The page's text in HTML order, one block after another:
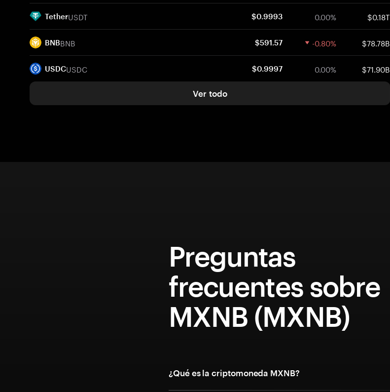
TetherUSDT $0.9993 0.00% $0.18T
BNBBNB $591.57 -0.80% $78.78B
USDCUSDC $0.9997 0.00% $71.90B
Ver todo
Preguntas
frecuentes sobre
MXNB (MXNB)
¿Qué es la criptomoneda MXNB?